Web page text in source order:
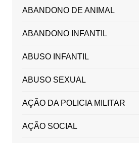
ABANDONO DE ANIMAL
ABANDONO INFANTIL
ABUSO INFANTIL
ABUSO SEXUAL
AÇÃO DA POLICIA MILITAR
AÇÃO SOCIAL